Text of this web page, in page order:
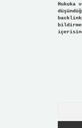
Hukuka